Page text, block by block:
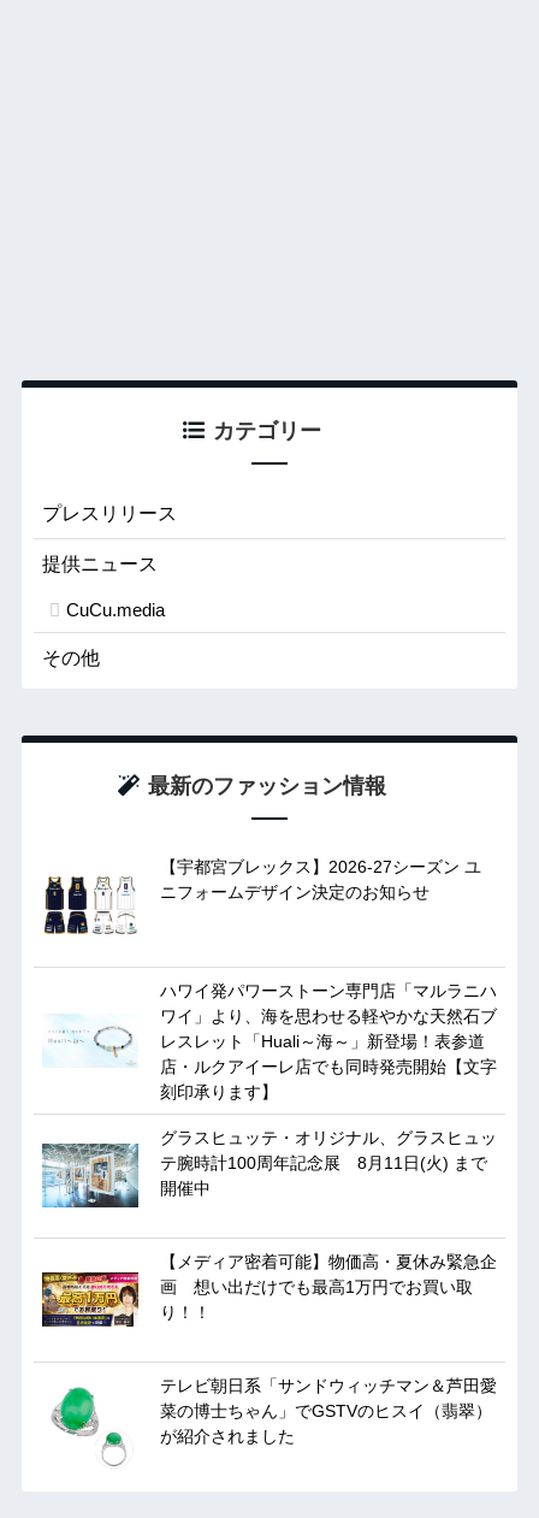
カテゴリー
プレスリリース
提供ニュース
CuCu.media
その他
最新のファッション情報
【宇都宮ブレックス】2026-27シーズン ユ
ニフォームデザイン決定のお知らせ
ハワイ発パワーストーン専門店「マルラニハ
ワイ」より、海を思わせる軽やかな天然石ブ
レスレット「Huali～海～」新登場！表参道
店・ルクアイーレ店でも同時発売開始【文字
刻印承ります】
グラスヒュッテ・オリジナル、グラスヒュッ
テ腕時計100周年記念展 8月11日(火) まで
開催中
【メディア密着可能】物価高・夏休み緊急企
画 想い出だけでも最高1万円でお買い取
り！！
テレビ朝日系「サンドウィッチマン＆芦田愛
菜の博士ちゃん」でGSTVのヒスイ（翡翠）
が紹介されました